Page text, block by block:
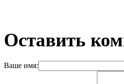
Оставить
Ваше имя: